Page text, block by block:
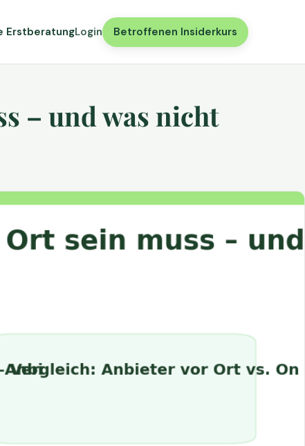
ErstberatungLogin Betroffenen Insiderkurs
– und was nicht